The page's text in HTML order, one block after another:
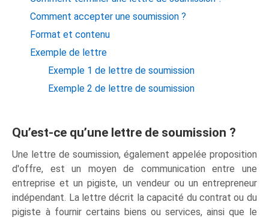
Comment accepter une soumission ?
Format et contenu
Exemple de lettre
Exemple 1 de lettre de soumission
Exemple 2 de lettre de soumission
Qu’est-ce qu’une lettre de soumission ?
Une lettre de soumission, également appelée proposition
d'offre, est un moyen de communication entre une
entreprise et un pigiste, un vendeur ou un entrepreneur
indépendant. La lettre décrit la capacité du contrat ou du
pigiste à fournir certains biens ou services, ainsi que le